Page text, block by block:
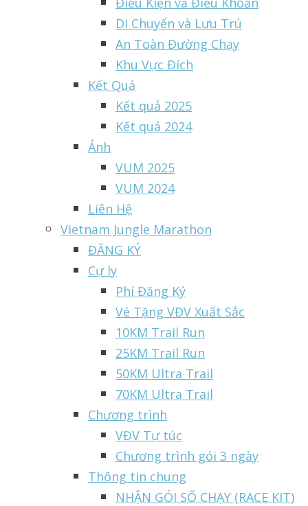
Di Chuyển và Lưu Trú
An Toàn Đường Chạy
Khu Vực Đích
Kết Quả
Kết quả 2025
Kết quả 2024
Ảnh
VUM 2025
VUM 2024
Liên Hệ
Vietnam Jungle Marathon
ĐĂNG KÝ
Cự ly
Phí Đăng Ký
Vé Tặng VĐV Xuất Sắc
10KM Trail Run
25KM Trail Run
50KM Ultra Trail
70KM Ultra Trail
Chương trình
VĐV Tự túc
Chương trình gói 3 ngày
Thông tin chung
NHẬN GÓI SỐ CHẠY (RACE KIT)